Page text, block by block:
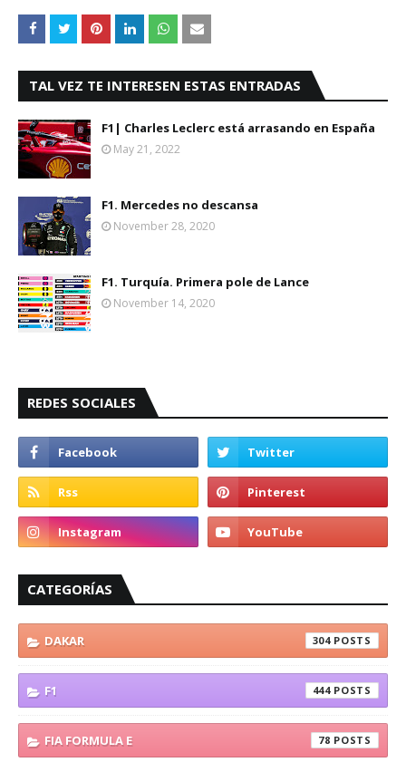
TAL VEZ TE INTERESEN ESTAS ENTRADAS
F1| Charles Leclerc está arrasando en España
May 21, 2022
F1. Mercedes no descansa
November 28, 2020
F1. Turquía. Primera pole de Lance
November 14, 2020
REDES SOCIALES
CATEGORÍAS
DAKAR 304
F1 444
FIA FORMULA E 78